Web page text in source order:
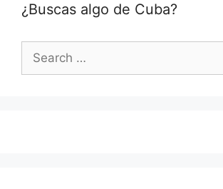
¿Buscas algo de Cuba?
Search
for: